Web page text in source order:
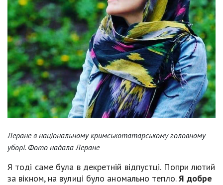
Леране в національному кримськотатарському головному
уборі. Фото надала Леране
Я тоді саме була в декретній відпустці. Попри лютий
за вікном, на вулиці було аномально тепло.Я добре